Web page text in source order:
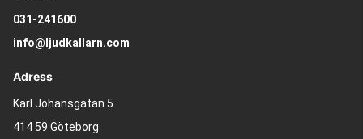
031-241600
info@ljudkallarn.com
Adress
Karl Johansgatan 5
414 59 Göteborg